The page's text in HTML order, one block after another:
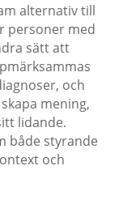
alternativ till
personer med
sätt att
och
mening,
lidande.
både styrande
och